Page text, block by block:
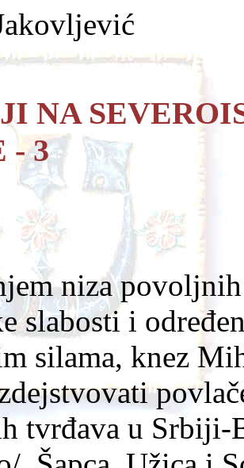
NA
- 3
niza
slabosti i
silama, knez
tvrđava u Srbiji-